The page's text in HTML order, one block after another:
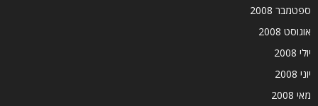
ספטמבר 2008
אוגוסט 2008
יולי 2008
יוני 2008
מאי 2008